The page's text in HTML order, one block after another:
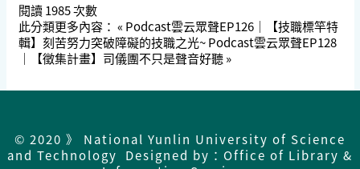
閱讀1985次數
此分類更多內容： « Podcast雲云眾聲EP126｜【技職標竿特
輯】刻苦努力突破障礙的技職之光~ Podcast雲云眾聲EP128
｜【徵集計畫】司儀團不只是聲音好聽 »
© 2020 》 National Yunlin University of Science
and Technology Designed by：Office of Library &